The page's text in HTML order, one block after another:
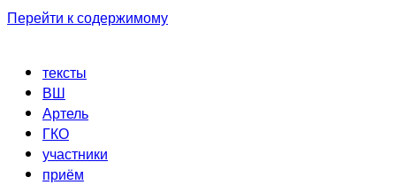
Перейти к содержимому
тексты
ВШ
Артель
ГКО
участники
приём